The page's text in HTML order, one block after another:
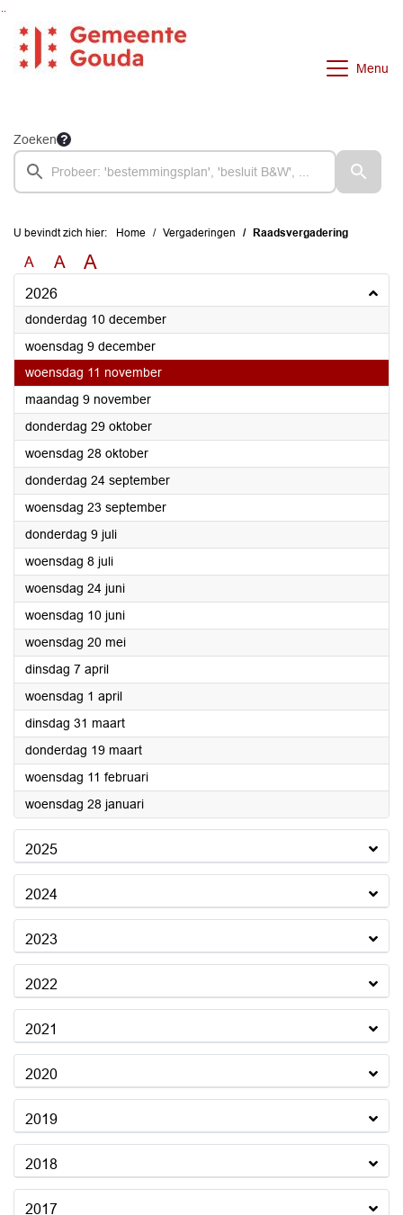
Ga naar de inhoud van deze pagina
Menu
Zoeken
U bevindt zich hier: Home Vergaderingen Raadsvergadering
A A A
2026
donderdag 10 december2026
woensdag 9 december2026
woensdag 11 november2026
maandag 9 november2026
donderdag 29 oktober2026
woensdag 28 oktober2026
donderdag 24 september2026
woensdag 23 september2026
donderdag 9 juli2026
woensdag 8 juli2026
woensdag 24 juni2026
woensdag 10 juni2026
woensdag 20 mei2026
dinsdag 7 april2026
woensdag 1 april2026
dinsdag 31 maart2026
donderdag 19 maart2026
woensdag 11 februari2026
woensdag 28 januari2026
2025
2024
2023
2022
2021
2020
2019
2018
2017